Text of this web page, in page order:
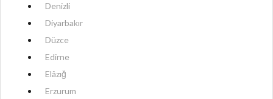
Denizli
Diyarbakır
Düzce
Edirne
Elâzığ
Erzurum